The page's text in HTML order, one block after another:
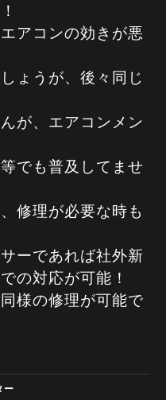
アコンの効きが悪
ょうが、後々同じ
が、エアコンメン
でも普及してませ
修理が必要な時も
ーであれば社外新
の対応が可能！
様の修理が可能で
ー